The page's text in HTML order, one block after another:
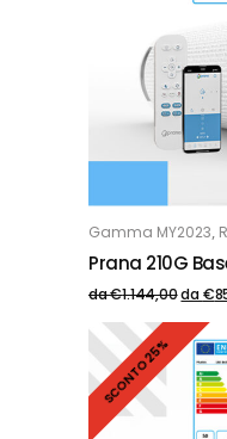
OPZIONI
Gamma MY2023,
Prana 210G
da€1.144,00da €
SCONTO 25%